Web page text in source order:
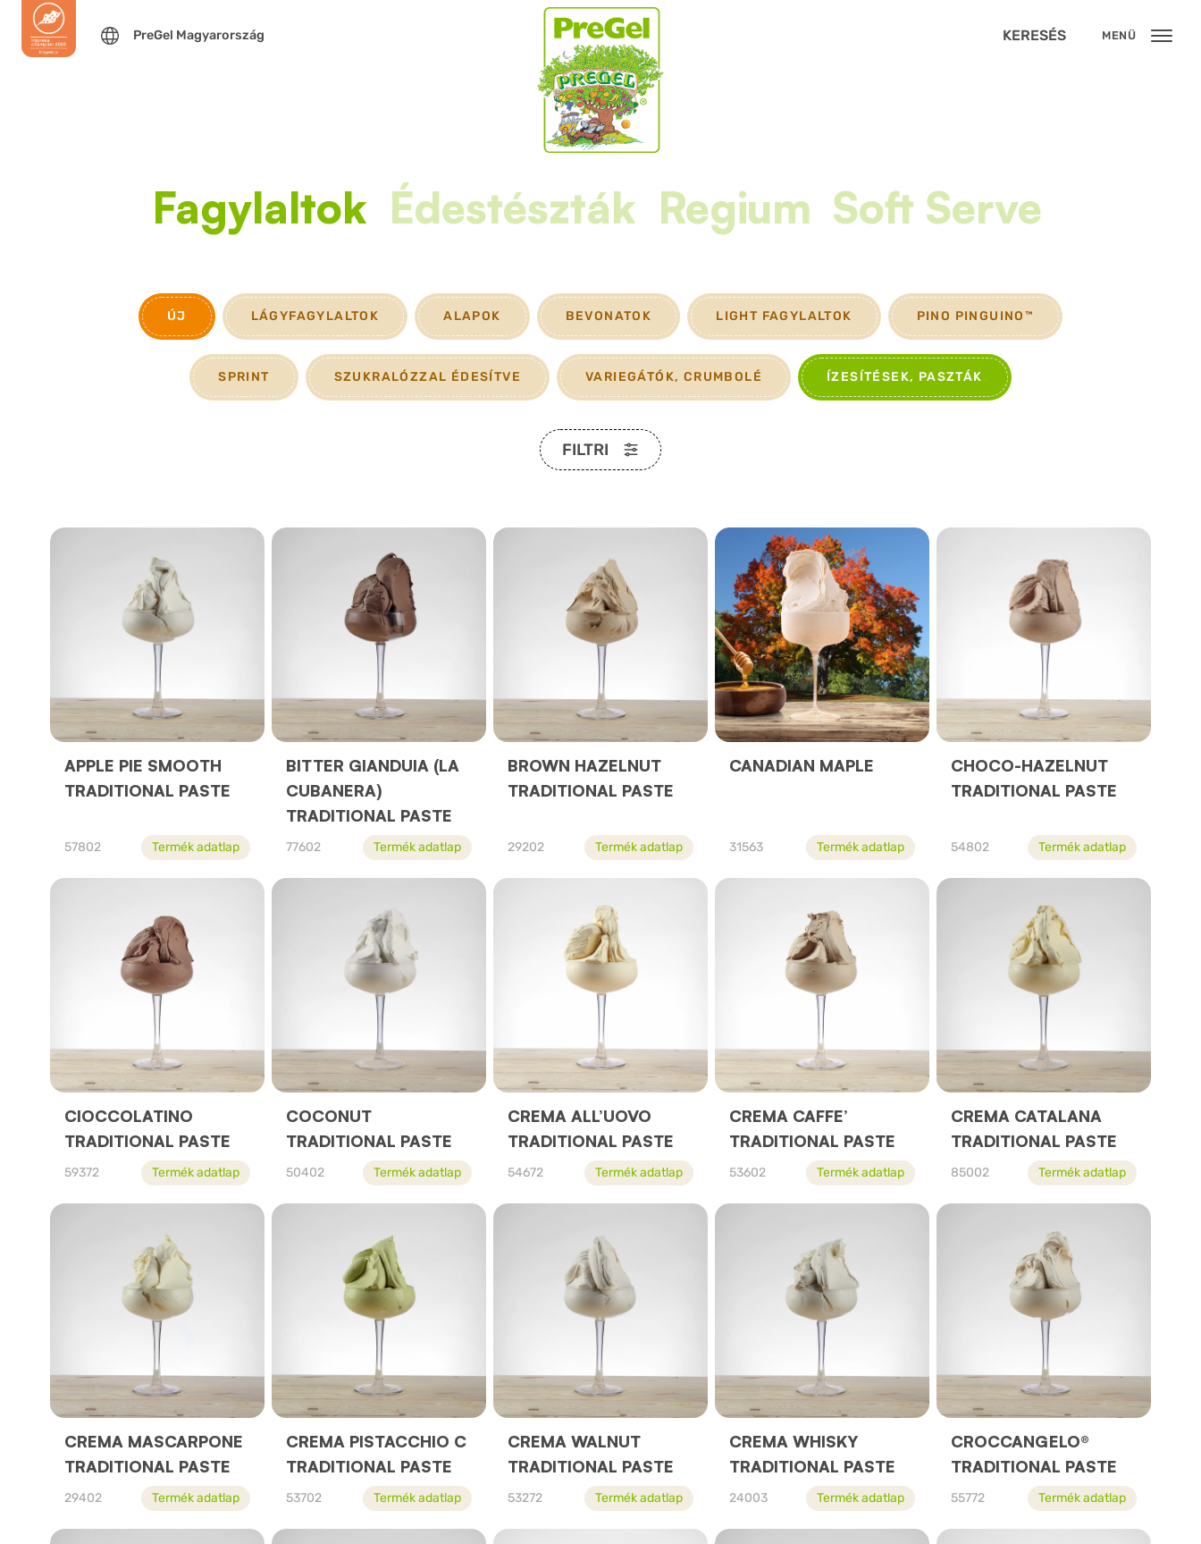
PreGel Magyarország KERESÉS MENÜ
Fagylaltok Édestészták Regium Soft Serve
ÚJ LÁGYFAGYLALTOK ALAPOK BEVONATOK LIGHT FAGYLALTOK PINO PINGUINO™
SPRINT SZUKRALÓZZAL ÉDESÍTVE VARIEGÁTÓK, CRUMBOLÉ ÍZESÍTÉSEK, PASZTÁK
FILTRI
APPLE PIE SMOOTH
TRADITIONAL PASTE
57802 Termék adatlap
BITTER GIANDUIA (LA
CUBANERA)
TRADITIONAL PASTE
77602 Termék adatlap
BROWN HAZELNUT
TRADITIONAL PASTE
29202 Termék adatlap
CANADIAN MAPLE
31563 Termék adatlap
CHOCO-HAZELNUT
TRADITIONAL PASTE
54802 Termék adatlap
CIOCCOLATINO
TRADITIONAL PASTE
59372 Termék adatlap
COCONUT
TRADITIONAL PASTE
50402 Termék adatlap
CREMA ALL’UOVO
TRADITIONAL PASTE
54672 Termék adatlap
CREMA CAFFE’
TRADITIONAL PASTE
53602 Termék adatlap
CREMA CATALANA
TRADITIONAL PASTE
85002 Termék adatlap
CREMA MASCARPONE
TRADITIONAL PASTE
29402 Termék adatlap
CREMA PISTACCHIO C
TRADITIONAL PASTE
53702 Termék adatlap
CREMA WALNUT
TRADITIONAL PASTE
53272 Termék adatlap
CREMA WHISKY
TRADITIONAL PASTE
24003 Termék adatlap
CROCCANGELO®
TRADITIONAL PASTE
55772 Termék adatlap